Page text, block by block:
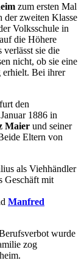
zum ersten Mal
der zweiten Klasse
Volksschule in
die Höhere
sie die
nicht, ob sie eine
erhielt. Bei ihrer
den
1886 in
Maier und seiner
Eltern von
als Viehhändler
Geschäft mit
Manfred
wurde
zog